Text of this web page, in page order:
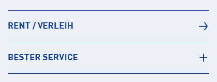
RENT / VERLEIH
BESTER SERVICE